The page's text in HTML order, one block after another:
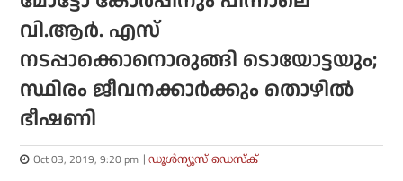
വി.ആര്‍. എസ്
നടപ്പാക്കൊനൊരുങ്ങി ടൊയോട്ടയും;
സ്ഥിരം ജീവനക്കാര്‍ക്കും തൊഴില്‍
ഭീഷണി
Oct 03, 2019, 9:20 pm ഡൂള്‍ന്യൂസ് ഡെസ്‌ക്